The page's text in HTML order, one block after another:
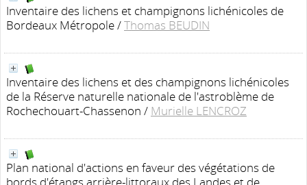
Inventaire des lichens et champignons lichénicoles de
Bordeaux Métropole/Thomas BEUDIN
Inventaire des lichens et des champignons lichénicoles
de la Réserve naturelle nationale de l'astroblème de
Rochechouart-Chassenon / Murielle LENCROZ
Plan national d'actions en faveur des végétations de